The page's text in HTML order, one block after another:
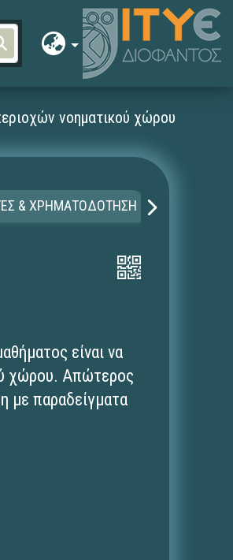
νοηματικού χώρου
& ΧΡΗΜΑΤΟΔΟΤΗΣΗ
είναι να
χώρου. Απώτερος
με παραδείγματα